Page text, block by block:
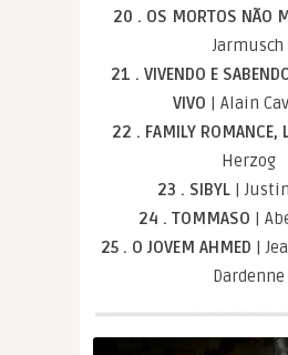
20 . OS MORTOS NÃO
Jarmusch
21 . VIVENDO E
VIVO
| Alain
22 . FAMILY ROMANCE,
Herzog
23 . SIBYL
|
24 . TOMMASO
|
25 . O JOVEM AHMED
|
Dardenne